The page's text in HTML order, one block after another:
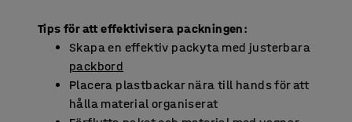
Tips för att effektivisera packningen:
Skapa en effektiv packyta med justerbara
packbord
Placera plastbackar nära till hands för att
hålla material organiserat